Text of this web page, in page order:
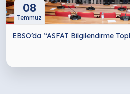
08
Temmuz
EBSO’da “ASFAT Bilgilendirme